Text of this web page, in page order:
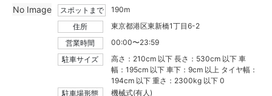
スポットまで
190m
住所
東京都港区東新橋1丁目6-2
営業時間
00:00〜23:59
駐車サイズ
高さ：210cm 以下 長さ：530cm 以下 車
幅：195cm 以下 車下：9cm 以上 タイヤ幅：
194cm 以下 重さ：2300kg 以下 0
駐車場形態
機械式(有人)
No Image